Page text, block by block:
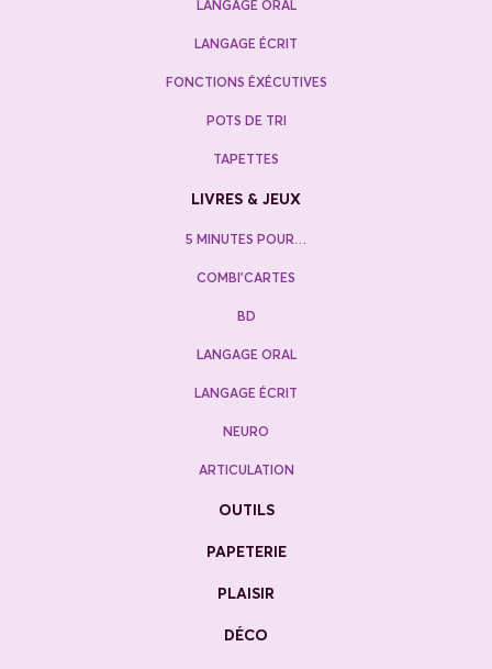
LANGAGE ORAL
LANGAGE ÉCRIT
FONCTIONS ÉXÉCUTIVES
POTS DE TRI
TAPETTES
LIVRES & JEUX
5 MINUTES POUR…
COMBI’CARTES
BD
LANGAGE ORAL
LANGAGE ÉCRIT
NEURO
ARTICULATION
OUTILS
PAPETERIE
PLAISIR
DÉCO